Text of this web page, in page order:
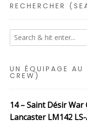
RECHERCHER
UN ÉQUIPAGE
CREW)
14 – Saint Désir War
Lancaster LM142